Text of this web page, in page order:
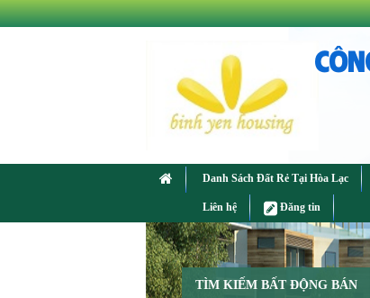
Danh Sách Đất Rẻ Tại Hòa Lạc
Liên hệ Đăng tin
TÌM KIẾM BẤT ĐỘNG BÁN